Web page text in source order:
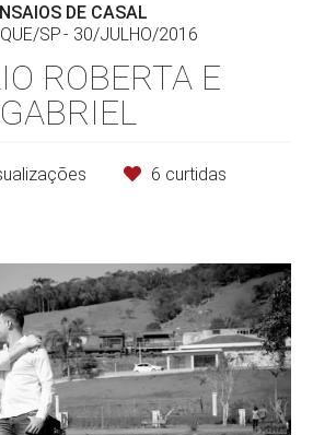
DE CASAL
SP
30/JULHO/2016
ROBERTA E
GABRIEL
6 curtidas